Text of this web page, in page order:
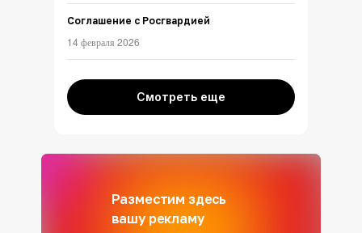
Соглашение с Росгвардией
14 февраля 2026
Смотреть еще
Разместим здесь
вашу рекламу